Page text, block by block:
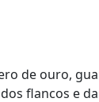
de ouro,
flancos e